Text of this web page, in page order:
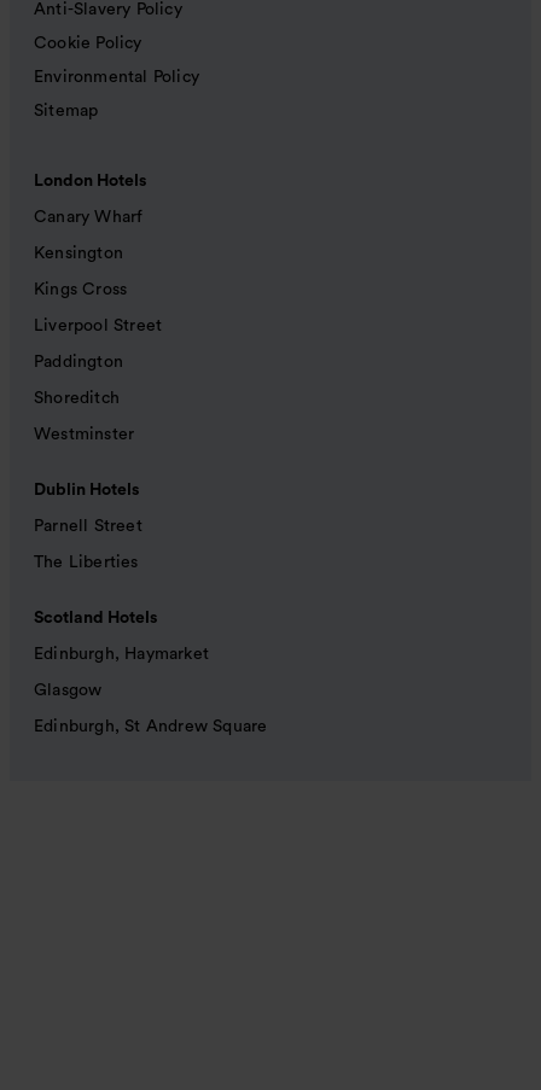
Anti-Slavery Policy
Cookie Policy
Environmental Policy
Sitemap
London Hotels
Canary Wharf
Kensington
Kings Cross
Liverpool Street
Paddington
Shoreditch
Westminster
Dublin Hotels
Parnell Street
The Liberties
Scotland Hotels
Edinburgh, Haymarket
Glasgow
Edinburgh, St Andrew Square